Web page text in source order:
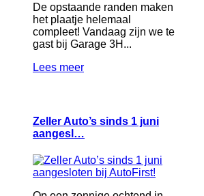
De opstaande randen maken
het plaatje helemaal
compleet! Vandaag zijn we te
gast bij Garage 3H...
Lees meer
Zeller Auto’s sinds 1 juni
aangesl…